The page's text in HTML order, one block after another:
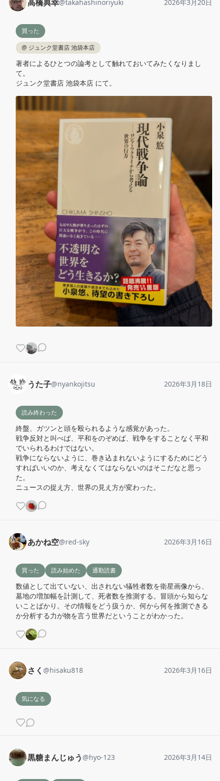
高橋典幸@takahashinoriyuki 2026年3月20日
買った
@ ジュンク堂書店 池袋本店
著者によるひとつの論考として触れておいてみたくなりまし
て。
ジュンク堂書店 池袋本店 にて。
うた子@nyankojitsu 2026年3月18日
読み終わった
終盤、ガツンと頭を殴られるような感覚があった。
戦争反対と叫べば、平和をのぞめば、戦争をすることなく平和
でいられるわけではない。
戦争にならないように、巻き込まれないようにするためにどう
すればいいのか、考えなくてはならないのはそこだなと思っ
た。
ニュースの捉え方、世界の見え方が変わった。
あかね空@red-sky 2026年3月16日
買った 読み始めた 通勤読書
数値として出ていない、出されない犠牲者数を衛星画像から、
墓地の増加幅を計測して、死者数を推測する。冒頭から知らな
いことばかり。その情報をどう扱うか、何から何を推測できる
か分析する力が物を言う世界だということがわかった。
さく @hisaku818 2026年3月16日
気になる
黒糖まんじゅう @hyo-123 2026年3月14日